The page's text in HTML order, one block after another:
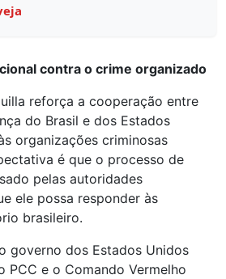
contra o crime organizado
reforça a cooperação entre
do Brasil e dos Estados
organizações criminosas
é que o processo de
pelas autoridades
ele possa responder às
brasileiro.
governo dos Estados Unidos
PCC e o Comando Vermelho